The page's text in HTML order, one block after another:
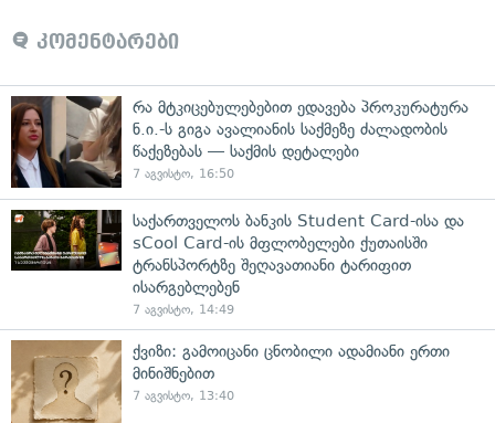
კომენტარები
რა მტკიცებულებებით ედავება პროკურატურა
ნ.ი.-ს გიგა ავალიანის საქმეზე ძალადობის
წაქეზებას — საქმის დეტალები
7 აგვისტო, 16:50
საქართველოს ბანკის Student Card-ისა და
sCool Card-ის მფლობელები ქუთაისში
ტრანსპორტზე შეღავათიანი ტარიფით
ისარგებლებენ
7 აგვისტო, 14:49
ქვიზი: გამოიცანი ცნობილი ადამიანი ერთი
მინიშნებით
7 აგვისტო, 13:40